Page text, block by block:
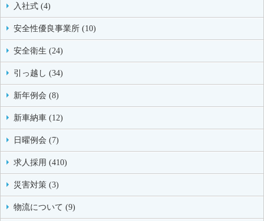
入社式 (4)
安全性優良事業所 (10)
安全衛生 (24)
引っ越し (34)
新年例会 (8)
新車納車 (12)
日曜例会 (7)
求人採用 (410)
災害対策 (3)
物流について (9)